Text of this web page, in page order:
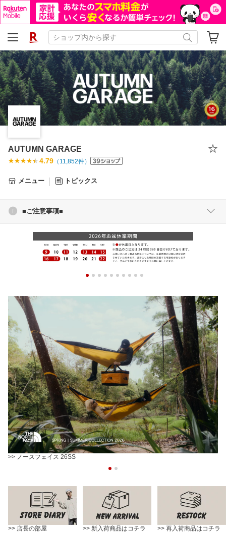
AUTUMN GARAGE
4.79 （ 11,852件）
メニュー トピックス
■ご注意事項■
>> ノースフェイス 26SS
>> 店長の部屋 >> 新入荷商品はコチラ >> 再入荷商品はコチラ